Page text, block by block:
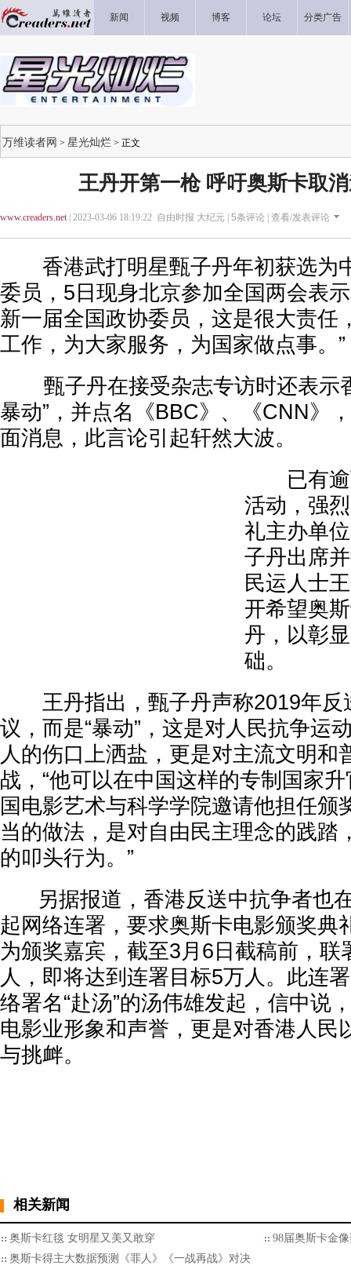
新闻 视频 博客 论坛 分类广告
万维读者网 > 星光灿烂 > 正文
王丹开第一枪 呼吁奥斯卡取
www.creaders.net| 2023-03-06 18:19:22 自由时报 大纪元 | 5条评论 | 查看/发表评论
香港武打明星甄子丹年初获选为
委员，5日现身北京参加全国两会表
新一届全国政协委员，这是很大责任
工作，为大家服务，为国家做点事。”
甄子丹在接受杂志专访时还表示
暴动”，并点名《BBC》、《CNN》
面消息，此言论引起轩然大波。
已有逾
活动，强
礼主办单
子丹出席
民运人士
开希望奥
丹，以彰
础。
王丹指出，甄子丹声称2019年反
议，而是“暴动”，这是对人民抗争运
人的伤口上洒盐，更是对主流文明和
战，“他可以在中国这样的专制国家
国电影艺术与科学学院邀请他担任颁
当的做法，是对自由民主理念的践踏
的叩头行为。”
另据报道，香港反送中抗争者也
起网络连署，要求奥斯卡电影颁奖典
为颁奖嘉宾，截至3月6日截稿前，联
人，即将达到连署目标5万人。此连
络署名“赴汤”的汤伟雄发起，信中说
电影业形象和声誉，更是对香港人民
与挑衅。
相关新闻
奥斯卡红毯 女明星又美又敢穿
98届奥斯卡金
奥斯卡得主大数据预测《罪人》《一战再战》对决